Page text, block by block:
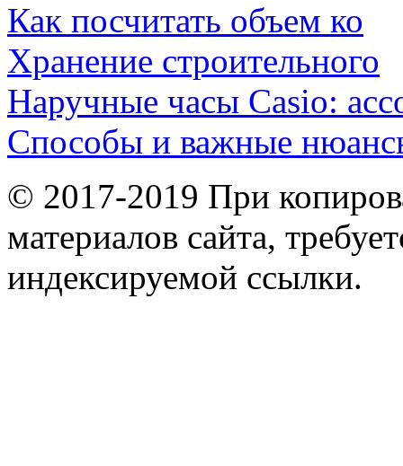
Как посчитать объем ко
Хранение строительного
Наручные часы Casio:
Способы и важные
© 2017-2019 При
материалов сайта,
индексируемой ссылки.